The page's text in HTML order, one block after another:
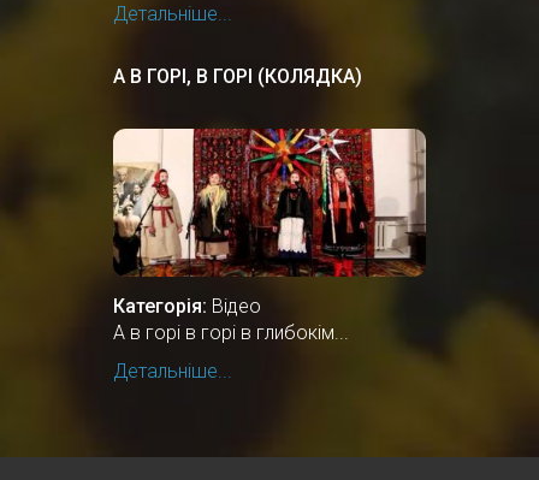
Детальніше...
А В ГОРІ, В ГОРІ (КОЛЯДКА)
Категорія: Відео
А в горі в горі в глибокім...
Детальніше...